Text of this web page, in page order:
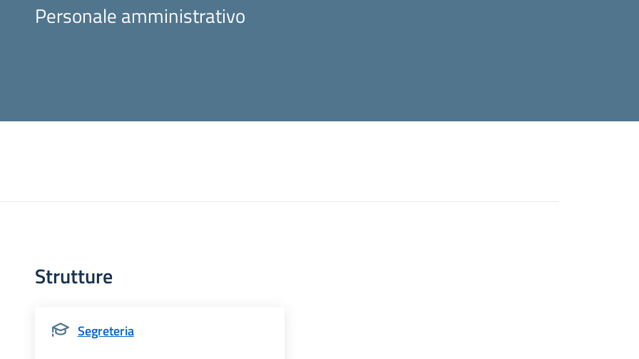
Personale amministrativo
Strutture
Segreteria